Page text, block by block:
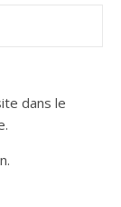
dans le